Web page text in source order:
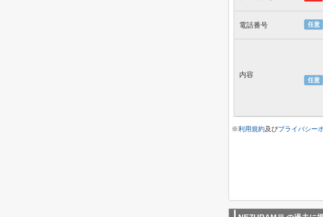
任意
電話番号
任意
内容
※利用規約及びプライバシー